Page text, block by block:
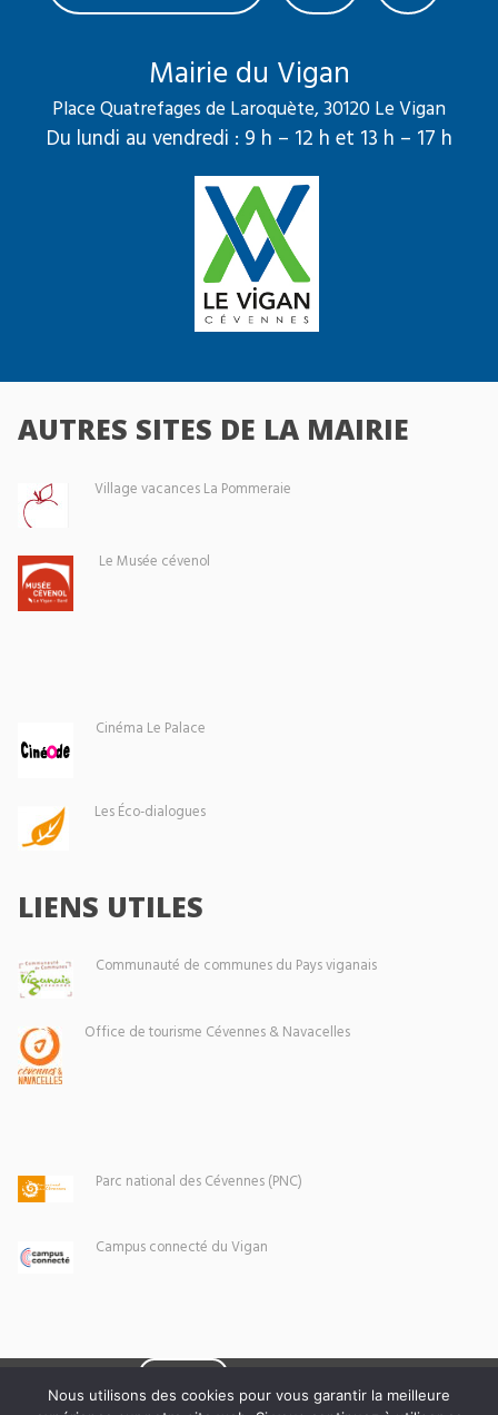
Mairie du Vigan
Place Quatrefages de Laroquète, 30120 Le Vigan
Du lundi au vendredi : 9 h – 12 h et 13 h – 17 h
AUTRES SITES DE LA MAIRIE
Village vacances La Pommeraie
Le Musée cévenol
Cinéma Le Palace
Les Éco-dialogues
LIENS UTILES
Communauté de communes du Pays viganais
Office de tourisme Cévennes & Navacelles
Parc national des Cévennes (PNC)
Campus connecté du Vigan
Nous utilisons des cookies pour vous garantir la meilleure